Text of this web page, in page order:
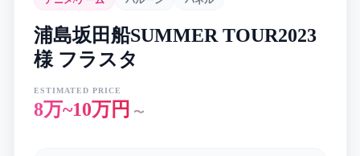
浦島坂田船SUMMER TOUR2023
様 フラスタ
ESTIMATED PRICE
8万~10万円 〜